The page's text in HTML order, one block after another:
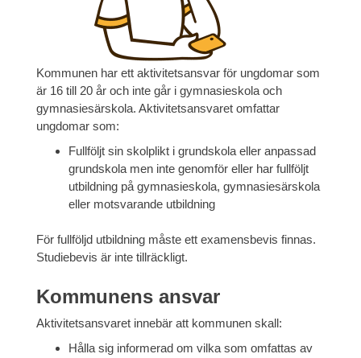
Kommunen har ett aktivitetsansvar för ungdomar som
är 16 till 20 år och inte går i gymnasieskola och
gymnasiesärskola. Aktivitetsansvaret omfattar
ungdomar som:
Fullföljt sin skolplikt i grundskola eller anpassad
grundskola men inte genomför eller har fullföljt
utbildning på gymnasieskola, gymnasiesärskola
eller motsvarande utbildning
För fullföljd utbildning måste ett examensbevis finnas.
Studiebevis är inte tillräckligt.
Kommunens ansvar
Aktivitetsansvaret innebär att kommunen skall:
Hålla sig informerad om vilka som omfattas av